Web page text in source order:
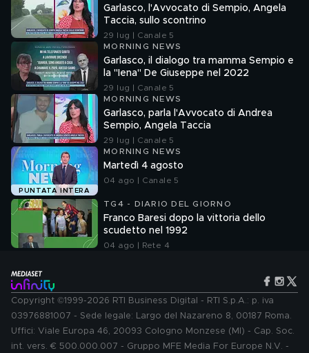
Garlasco, l'Avvocato di Sempio, Angela
Taccia, sullo scontrino
29 lug | Canale 5
MORNING NEWS
Garlasco, il dialogo tra mamma Sempio e
la "Iena" De Giuseppe nel 2022
29 lug | Canale 5
MORNING NEWS
Garlasco, parla l'Avvocato di Andrea
Sempio, Angela Taccia
29 lug | Canale 5
PUNTATA INTERA
MORNING NEWS
Martedì 4 agosto
04 ago | Canale 5
TG4 - DIARIO DEL GIORNO
Franco Baresi dopo la vittoria dello
scudetto nel 1992
04 ago | Rete 4
Copyright ©1999-2026 RTI Business Digital - RTI S.p.A.: p. iva
03976881007 - Sede legale: Largo del Nazareno 8, 00187 Roma.
Uffici: Viale Europa 46, 20093 Cologno Monzese (MI) - Cap. Soc.
int. vers. € 500.000.007 - Gruppo MFE Media For Europe N.V. -